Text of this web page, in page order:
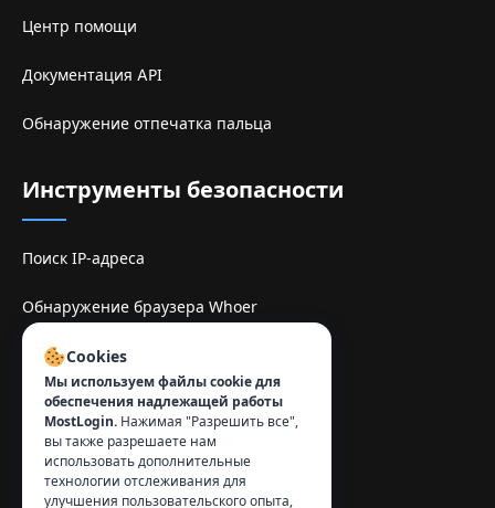
Центр помощи
Документация API
Обнаружение отпечатка пальца
Инструменты безопасности
Поиск IP-адреса
Обнаружение браузера Whoer
Sitio de espelhe TamilMV
Контакты:
info@mostlogin.com
Cookies
Мы используем файлы cookie для
обеспечения надлежащей работы
MostLogin. Нажимая "Разрешить все",
вы также разрешаете нам
использовать дополнительные
технологии отслеживания для
улучшения пользовательского опыта,